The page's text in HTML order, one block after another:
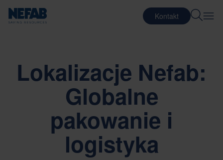
Kontakt
Lokalizacje Nefab:
Globalne
pakowanie i
logistyka